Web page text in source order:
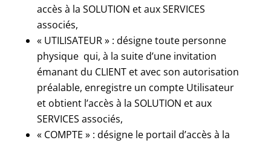
accès à la SOLUTION et aux SERVICES
associés,
« UTILISATEUR » : désigne toute personne
physique qui, à la suite d’une invitation
émanant du CLIENT et avec son autorisation
préalable, enregistre un compte Utilisateur
et obtient l’accès à la SOLUTION et aux
SERVICES associés,
« COMPTE » : désigne le portail d’accès à la